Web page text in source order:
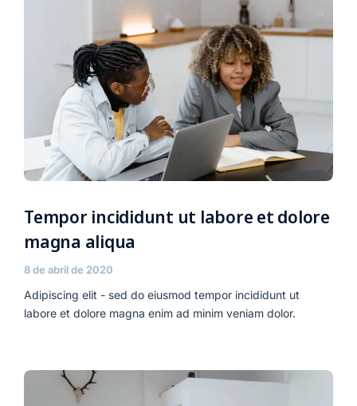
Tempor incididunt ut labore et dolore
magna aliqua
8 de abril de 2020
Adipiscing elit - sed do eiusmod tempor incididunt ut
labore et dolore magna enim ad minim veniam dolor.